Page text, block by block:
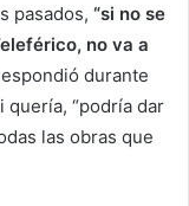
pasados, “si no se
no va a
durante
quería, “podría dar
las obras que